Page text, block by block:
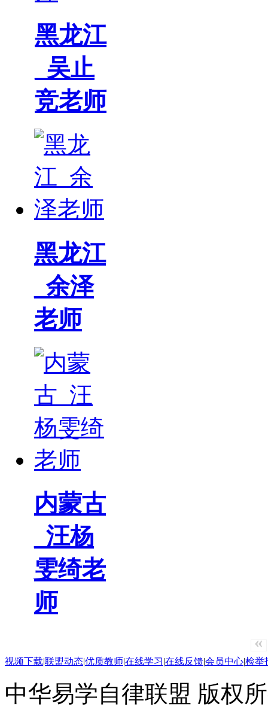
黑龙江
_吴止
竞老师
黑龙江
_余泽
老师
内蒙古
_汪杨
雯绮老
师
«
视频下载|联盟动态|优质教师|在线学习|在线反馈|会员中心|检举
中华易学自律联盟 版权